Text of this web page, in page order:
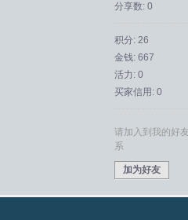
分享数: 0
积分: 26
金钱: 667
活力: 0
买家信用: 0
请加入到我的好
系
加为好友